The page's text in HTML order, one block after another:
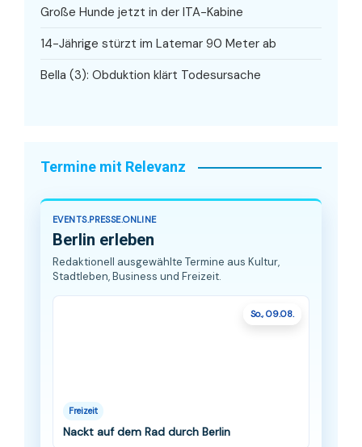
Große Hunde jetzt in der ITA-Kabine
14-Jährige stürzt im Latemar 90 Meter ab
Bella (3): Obduktion klärt Todesursache
Termine mit Relevanz
EVENTS.PRESSE.ONLINE
Berlin erleben
Redaktionell ausgewählte Termine aus Kultur,
Stadtleben, Business und Freizeit.
So., 09.08.
Freizeit
Nackt auf dem Rad durch Berlin